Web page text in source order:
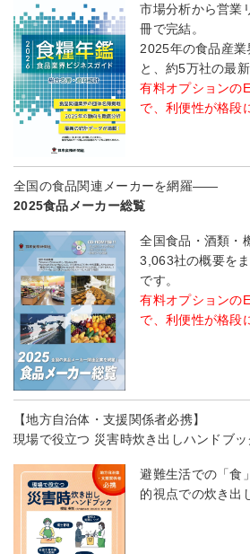
市場分析から営業
冊で完結。
2025年の食品産業
と、約5万社の最新
有料オプションの
で、利便性が格段
全国の食品関連メーカーを網羅――
2025食品メーカー総覧
全国食品・酒類・
3,063社の概要を
です。
有料オプションの
で、利便性が格段
【地方自治体・支援関係者必携】
現場で役立つ 災害時炊き出しハンドブッ
避難生活での「食
的視点での炊き出